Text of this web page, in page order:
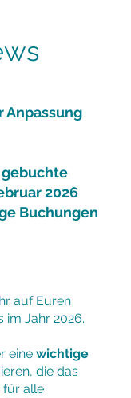
Anpassung
2026
Buchungen
auf Euren
im Jahr 2026.
eine wichtige
die das
für alle